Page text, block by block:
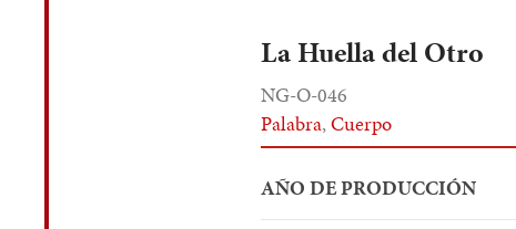
La Huella del Otro
NG-O-046
Palabra,Cuerpo
AÑO DE PRODUCCIÓN